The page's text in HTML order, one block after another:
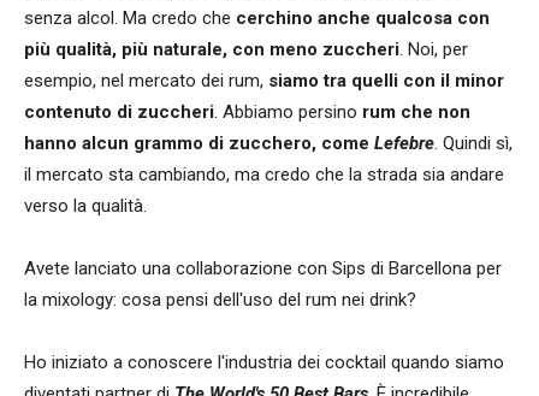
senza alcol. Ma credo che cerchino anche qualcosa con
più qualità, più naturale, con meno zuccheri. Noi, per
esempio, nel mercato dei rum, siamo tra quelli con il minor
contenuto di zuccheri. Abbiamo persino rum che non
hanno alcun grammo di zucchero, come Lefebre. Quindi sì,
il mercato sta cambiando, ma credo che la strada sia andare
verso la qualità.
Avete lanciato una collaborazione con Sips di Barcellona per
la mixology: cosa pensi dell'uso del rum nei drink?
Ho iniziato a conoscere l'industria dei cocktail quando siamo